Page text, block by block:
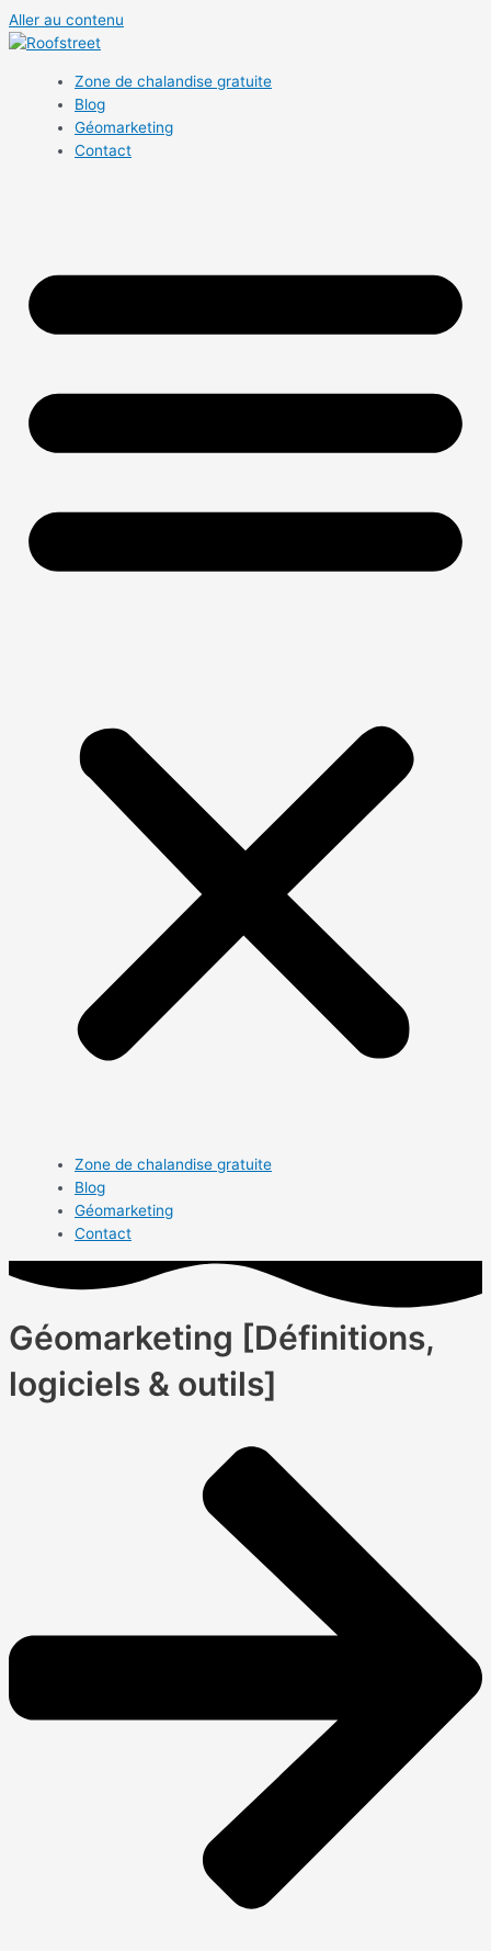
Aller au contenu
Zone de chalandise gratuite
Blog
Géomarketing
Contact
Zone de chalandise gratuite
Blog
Géomarketing
Contact
Géomarketing [Définitions,
logiciels & outils]